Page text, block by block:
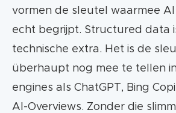
vormen de sleutel waarmee
echt begrijpt. Structured data
technische extra. Het is de
überhaupt nog mee te tellen
engines als ChatGPT, Bing
AI-Overviews. Zonder die